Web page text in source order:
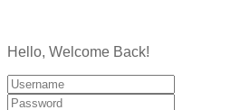
Hello, Welcome Back!